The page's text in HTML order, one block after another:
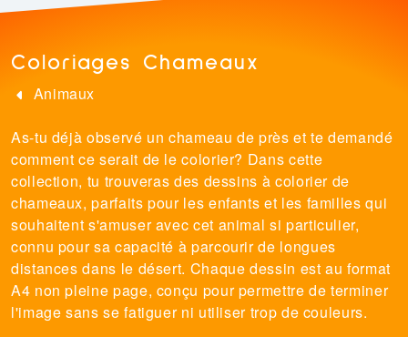
Coloriages Chameaux
Animaux
As-tu déjà observé un chameau de près et te demandé
comment ce serait de le colorier? Dans cette
collection, tu trouveras des dessins à colorier de
chameaux, parfaits pour les enfants et les familles qui
souhaitent s'amuser avec cet animal si particulier,
connu pour sa capacité à parcourir de longues
distances dans le désert. Chaque dessin est au format
A4 non pleine page, conçu pour permettre de terminer
l'image sans se fatiguer ni utiliser trop de couleurs.